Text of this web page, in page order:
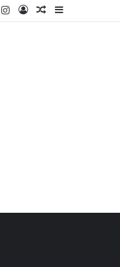
Random
Log
Instagram